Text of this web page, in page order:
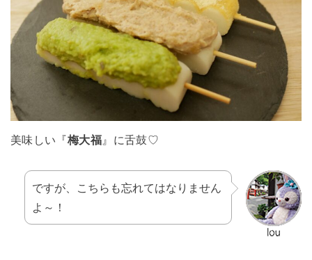
美味しい『梅大福 』に舌鼓♡
ですが、こちらも忘れてはなりません
よ～！